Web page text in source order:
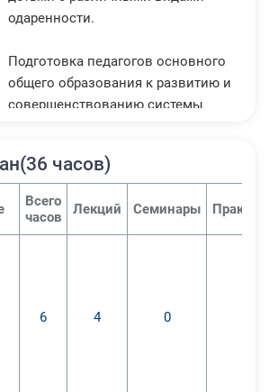
одаренности.
Подготовка педагогов основного
общего образования к развитию и
совершенствованию системы
также повышение
1. Повышение роли
образовательного учреждения в
методического и информационного
часов)
Всего
часов
Лекций Семинары
6 4 0